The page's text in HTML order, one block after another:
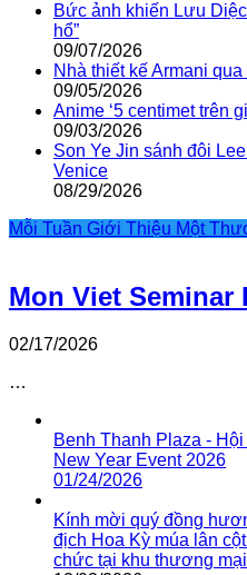
Bức ảnh khiến Lưu
hổ”
09/07/2026
Nhà thiết kế Armani
09/05/2026
Anime ‘5 centimet trên
09/03/2026
Son Ye Jin sánh đôi
Venice
08/29/2026
Mỗi Tuần Giới Thiệu Một
Mon Viet Seminar
02/17/2026
…
Benh Thanh Plaza -
New Year Event 2026
01/24/2026
Kính mời quý đồng
địch Hoa Kỳ múa lân
chức tại khu thương